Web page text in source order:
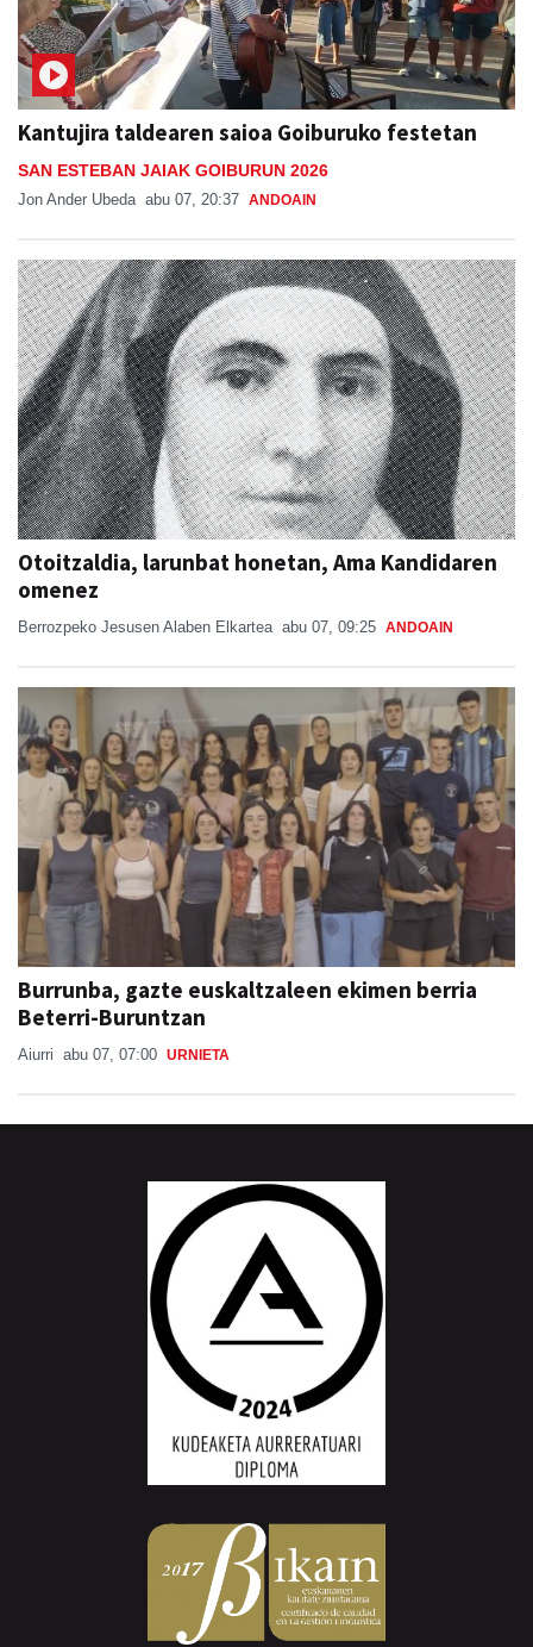
Kantujira taldearen saioa Goiburuko festetan
SAN ESTEBAN JAIAK GOIBURUN 2026
Jon Ander Ubeda abu 07, 20:37 ANDOAIN
Otoitzaldia, larunbat honetan, Ama Kandidaren
omenez
Berrozpeko Jesusen Alaben Elkartea abu 07, 09:25 ANDOAIN
Burrunba, gazte euskaltzaleen ekimen berria
Beterri-Buruntzan
Aiurri abu 07, 07:00 URNIETA